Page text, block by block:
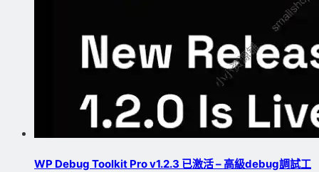
WP Debug Toolkit Pro v1.2.3 已激活 – 高級debug調試工